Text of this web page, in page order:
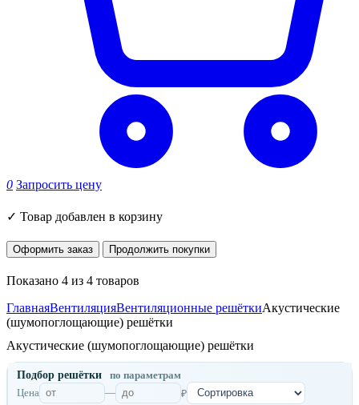
0 Запросить цену
✓ Товар добавлен в корзину
Оформить заказ Продолжить покупки
Показано 4 из 4 товаров
ГлавнаяВентиляцияВентиляционные решёткиАкустические
(шумопоглощающие) решётки
Акустические (шумопоглощающие) решётки
Подбор решётки
по параметрам
Цена
— ₽